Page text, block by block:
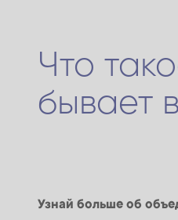
Что
бывает
Узнай больше об